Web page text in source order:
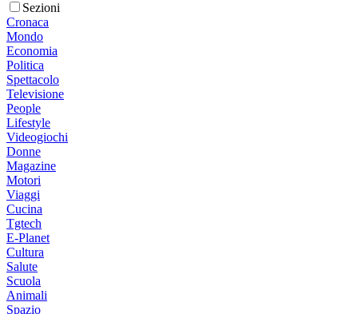
Sezioni
Cronaca
Mondo
Economia
Politica
Spettacolo
Televisione
People
Lifestyle
Videogiochi
Donne
Magazine
Motori
Viaggi
Cucina
Tgtech
E-Planet
Cultura
Salute
Scuola
Animali
Spazio